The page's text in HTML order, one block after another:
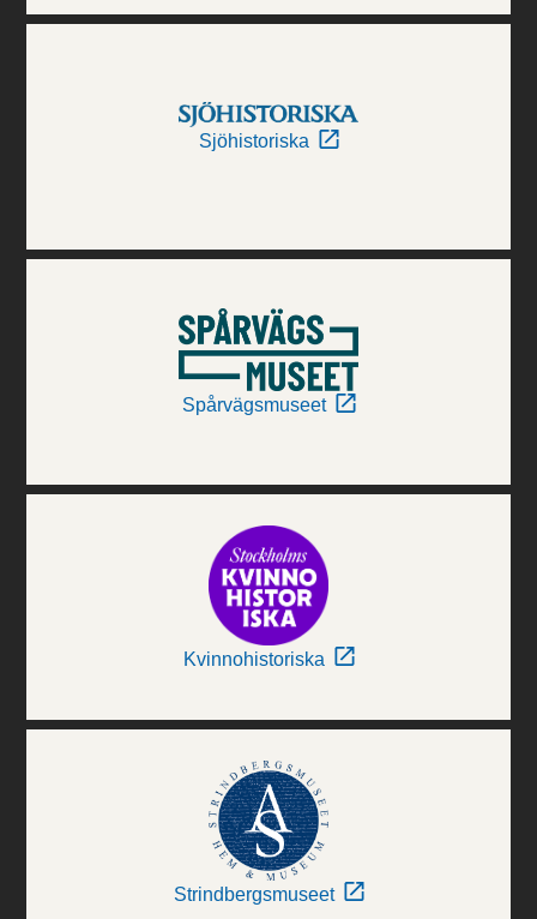
Sjöhistoriska
Spårvägsmuseet
Kvinnohistoriska
Strindbergsmuseet